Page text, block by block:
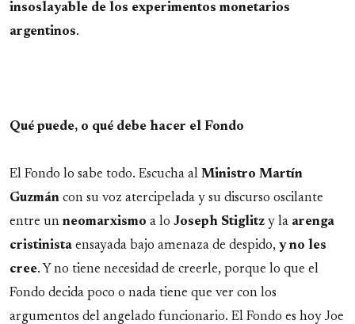
insoslayable de los experimentos monetarios
argentinos.
Qué puede, o qué debe hacer el Fondo
El Fondo lo sabe todo. Escucha al Ministro Martín
Guzmán con su voz atercipelada y su discurso oscilante
entre un neomarxismo a lo Joseph Stiglitz y la arenga
cristinista ensayada bajo amenaza de despido, y no les
cree. Y no tiene necesidad de creerle, porque lo que el
Fondo decida poco o nada tiene que ver con los
argumentos del angelado funcionario. El Fondo es hoy Joe